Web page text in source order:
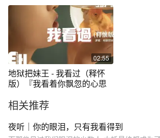
02:55
地狱把妹王 - 我看过（释怀
版）『我看着你飘忽的心思
相关推荐
夜听｜你的眼泪，只有我看得到